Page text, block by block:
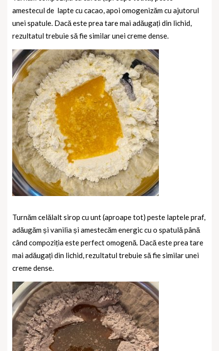
amestecul de lapte cu cacao, apoi omogenizăm cu ajutorul
unei spatule. Dacă este prea tare mai adăugați din lichid,
rezultatul trebuie să fie similar unei creme dense.
Turnăm celălalt sirop cu unt (aproape tot) peste laptele praf,
adăugăm și vanilia și amestecăm energic cu o spatulă până
când compoziția este perfect omogenă. Dacă este prea tare
mai adăugați din lichid, rezultatul trebuie să fie similar unei
creme dense.